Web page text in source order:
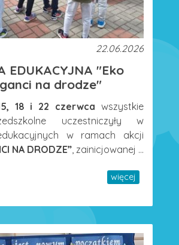
22.06.2026
EDUKACYJNA "Eko
na drodze"
18 i 22 czerwca wszystkie
uczestniczyły w
w ramach akcji
NA DRODZE” , zainicjowanej ...
więcej